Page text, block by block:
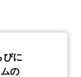
びに
の